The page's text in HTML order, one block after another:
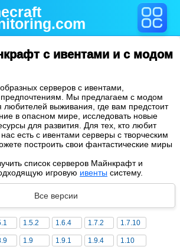
.com
с ивентами и с модом
серверов с ивентами,
Мы предлагаем с модом
выживания, где вам предстоит
в опасном мире, исследовать новые
для развития. Для тех, кто любит
нас есть с ивентами серверы с творческим
построить свои фантастические миры
список серверов Майнкрафт и
игровую ивенты систему.
Все версии
1.5.2 1.6.4 1.7.2 1.7.10
1.9 1.9.1 1.9.4 1.10